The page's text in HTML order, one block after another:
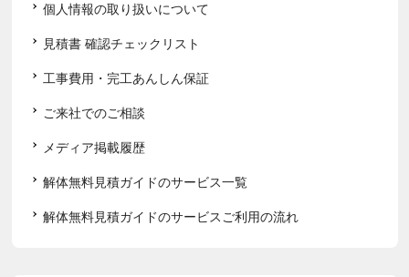
個人情報の取り扱いについて
見積書 確認チェックリスト
工事費用・完工あんしん保証
ご来社でのご相談
メディア掲載履歴
解体無料見積ガイドのサービス一覧
解体無料見積ガイドのサービスご利用の流れ